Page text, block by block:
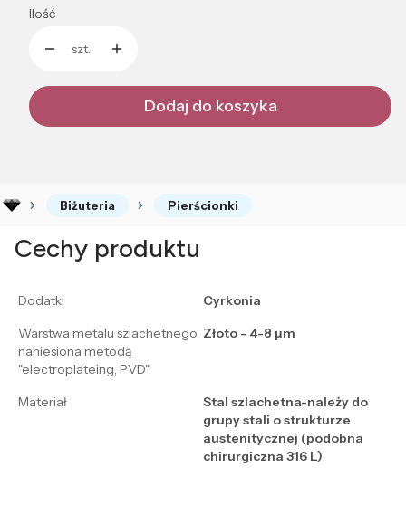
Ilość
szt.
Dodaj do koszyka
Biżuteria Pierścionki
Cechy produktu
Dodatki
Cyrkonia
Warstwa metalu szlachetnego
naniesiona metodą
"electroplateing, PVD"
Złoto - 4-8 μm
Materiał
Stal szlachetna-należy do
grupy stali o strukturze
austenitycznej (podobna
chirurgiczna 316 L)